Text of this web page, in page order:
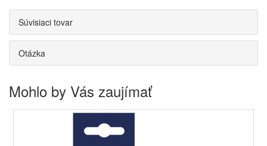
Súvisiaci tovar
Otázka
Mohlo by Vás zaujímať